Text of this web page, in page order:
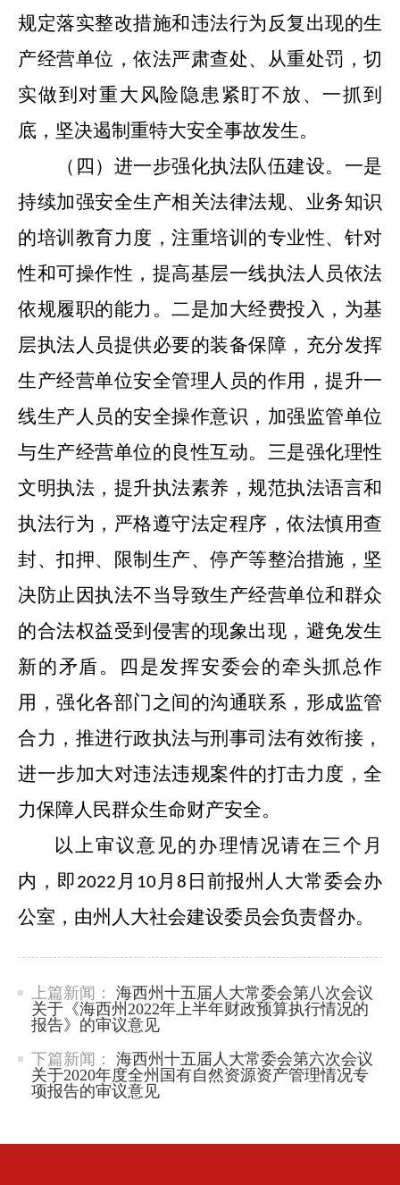
规定落实整改措施和违法行为反复出现的生
产经营单位，依法严肃查处、从重处罚，切
实做到对重大风险隐患紧盯不放、一抓到
底，坚决遏制重特大安全事故发生。
（四）进一步强化执法队伍建设。 一是
持续加强安全生产相关法律法规、业务知识
的培训教育力度，注重培训的专业性、针对
性和可操作性，提高基层一线执法人员依法
依规履职的能力。 二是加大经费投入，为基
层执法人员提供必要的装备保障，充分发挥
生产经营单位安全管理人员的作用，提升一
线生产人员的安全操作意识，加强监管单位
与生产经营单位的良性互动。 三是强化理性
文明执法，提升执法素养，规范执法语言和
执法行为，严格遵守法定程序，依法慎用查
封、扣押、限制生产、停产等整治措施，坚
决防止因执法不当导致生产经营单位和群众
的合法权益受到侵害的现象出现，避免发生
新的矛盾。 四是发挥安委会的牵头抓总作
用，强化各部门之间的沟通联系，形成监管
合力，推进行政执法与刑事司法有效衔接，
进一步加大对违法违规案件的打击力度，全
力保障人民群众生命财产安全。
以上审议意见的办理情况请在三个月
内， 即2022 月 10 月 8 日前报州人大常委会办
公室，由州人大社会建设委员会负责督办。
上篇新闻：
海西州十五届人大常委会第八次会议
关于《海西州2022年上半年财政预算执行情况的
报告》的审议意见
下篇新闻：
海西州十五届人大常委会第六次会议
关于2020年度全州国有自然资源资产管理情况专
项报告的审议意见